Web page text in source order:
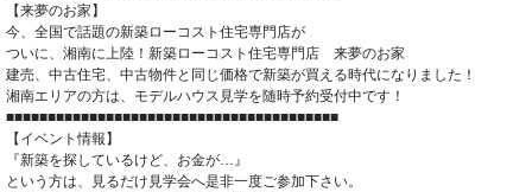
【来夢のお家】
今、全国で話題の新築ローコスト住宅専門店が
ついに、湘南に上陸！新築ローコスト住宅専門店 来夢のお家
建売、中古住宅、中古物件と同じ価格で新築が買える時代になりました！
湘南エリアの方は、モデルハウス見学を随時予約受付中です！
■■■■■■■■■■■■■■■■■■■■■■■■■■■■■■■■■■■■■■■■
【イベント情報】
『新築を探しているけど、お金が…』
という方は、見るだけ見学会へ是非一度ご参加下さい。